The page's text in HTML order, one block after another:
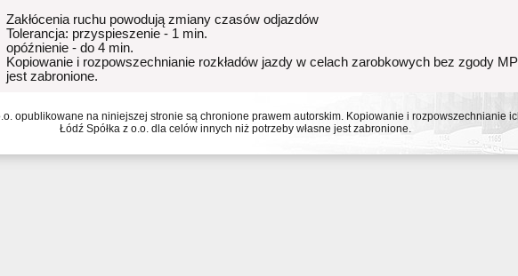
Zakłócenia ruchu powodują zmiany czasów odjazdów
Tolerancja: przyspieszenie - 1 min.
opóźnienie - do 4 min.
Kopiowanie i rozpowszechnianie rozkładów jazdy w celach zarobkowych bez zgody
jest zabronione.
opublikowane na niniejszej stronie są chronione prawem autorskim. Kopiowanie i rozpowszechnianie
Łódź Spółka z o.o. dla celów innych niż potrzeby własne jest zabronione.